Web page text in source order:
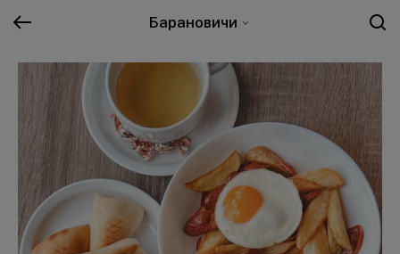
Барановичи